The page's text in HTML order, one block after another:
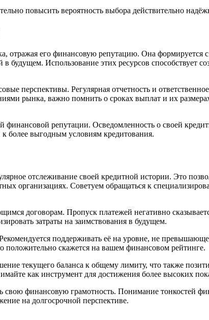
повысить вероятность выбора действительно
отражая его финансовую репутацию. Она
Использование этих ресурсов способствует
перспективы. Регулярная отчетность и
рынка, важно помнить о сроках выплат и их
репутации. Осведомленность о своей
более выгодным условиям кредитования.
отслеживание своей кредитной истории. Это
организациях. Советуем обращаться к
договорам. Пропуск платежей негативно
затраты на заимствования в будущем.
поддерживать её на уровне, не
положительно скажется на вашем финансовом рейтинге.
текущего баланса к общему лимиту, что также
как инструмент для достижения более высоких
финансовую грамотность. Понимание тонкостей
на долгосрочной перспективе.